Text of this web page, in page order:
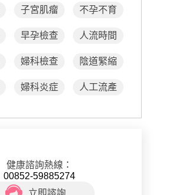
子宮肌瘤 不孕不育
早孕檢查 人流時間
婦科檢查 陰道緊縮
婦科炎症 人工流產
健康諮詢熱線：
00852-59885274
立即諮詢